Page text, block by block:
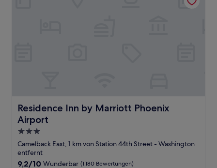
Residence Inn by Marriott Phoenix
Airport
Residence Inn by Marriott Phoenix Airport
3.0-
Sterne-
Unterkunft
Camelback East, 1 km von Station 44th Street - Washington
entfernt
9.2
9,2/10 Wunderbar (1.180 Bewertungen)